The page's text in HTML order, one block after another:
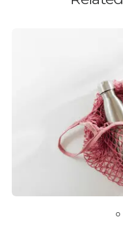
Aliquam